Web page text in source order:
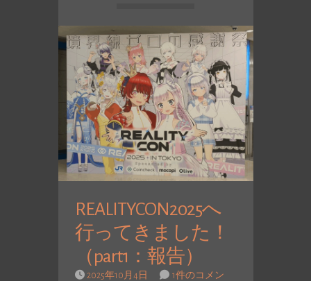
REALITYCON2025へ
行ってきました！
（part1：報告）
2025年10月4日 1件のコメン